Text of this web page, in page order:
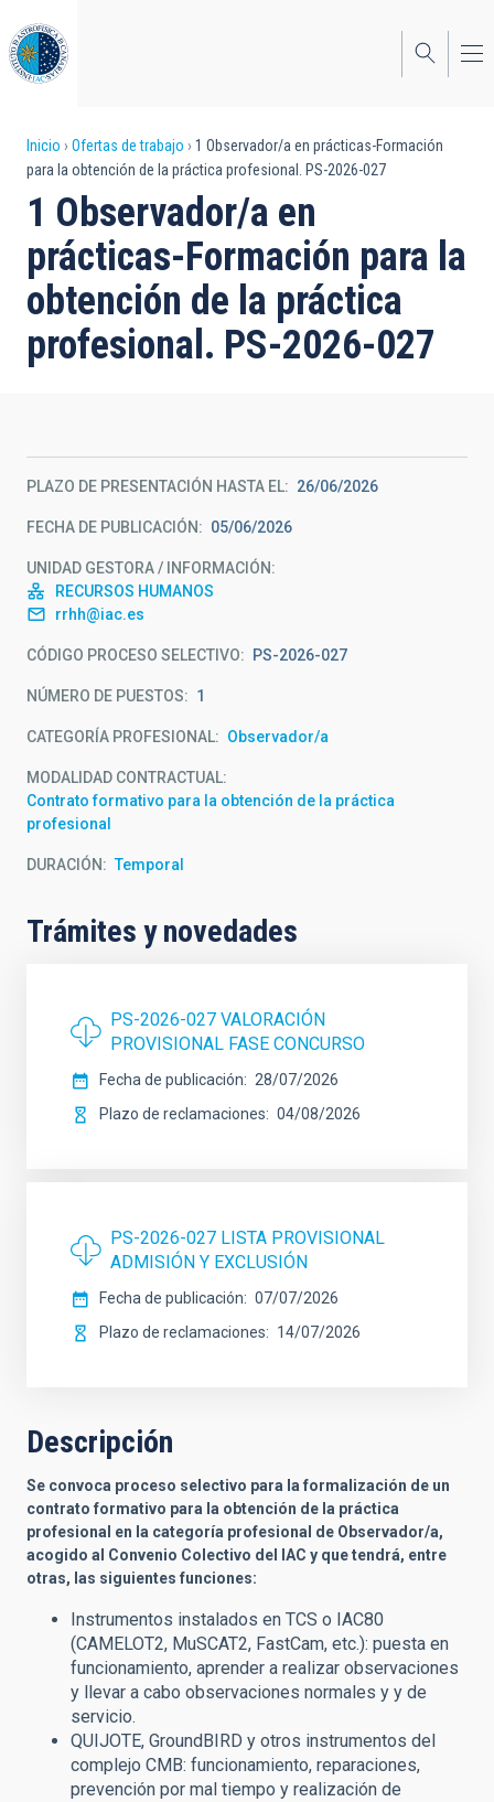
al
contenido
principal
Sobrescribir
enlaces
de
ayuda
a
la
Inicio Ofertas de trabajo
1 Observador/a en prácticas-Formación
para la obtención de la práctica profesional. PS-2026-027
1 Observador/a en
prácticas-Formación para la
obtención de la práctica
profesional. PS-2026-027
PLAZO DE PRESENTACIÓN HASTA EL 26/06/2026
FECHA DE PUBLICACIÓN 05/06/2026
UNIDAD GESTORA / INFORMACIÓN
RECURSOS HUMANOS
rrhh@iac.es
CÓDIGO PROCESO SELECTIVO PS-2026-027
NÚMERO DE PUESTOS 1
CATEGORÍA PROFESIONAL Observador/a
MODALIDAD CONTRACTUAL
Contrato formativo para la obtención de la práctica
profesional
DURACIÓN Temporal
Trámites y novedades
PS-2026-027 VALORACIÓN
PROVISIONAL FASE CONCURSO
Fecha de publicación
28/07/2026
Plazo de reclamaciones
04/08/2026
PS-2026-027 LISTA PROVISIONAL
ADMISIÓN Y EXCLUSIÓN
Fecha de publicación
07/07/2026
Plazo de reclamaciones
14/07/2026
Descripción
Se convoca proceso selectivo para la formalización de un
contrato formativo para la obtención de la práctica
profesional en la categoría profesional de Observador/a,
acogido al Convenio Colectivo del IAC y que tendrá, entre
otras, las siguientes funciones:
Instrumentos instalados en TCS o IAC80
(CAMELOT2, MuSCAT2, FastCam, etc.): puesta en
funcionamiento, aprender a realizar observaciones
y llevar a cabo observaciones normales y y de
servicio.
QUIJOTE, GroundBIRD y otros instrumentos del
complejo CMB: funcionamiento, reparaciones,
prevención por mal tiempo y realización de